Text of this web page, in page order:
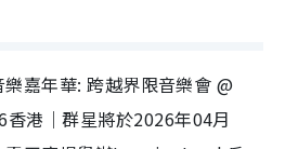
嘉年華: 跨越界限音樂會 @
港｜群星將於2026年04月